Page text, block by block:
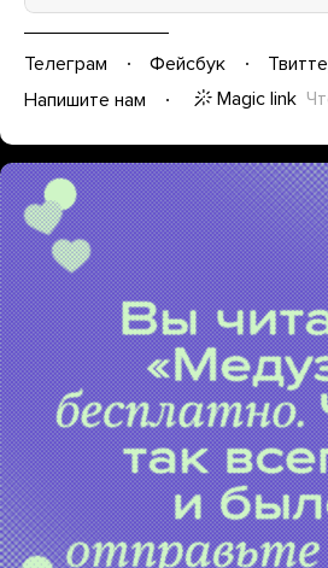
Телеграм Фейсбук
Напишите нам
Magic link